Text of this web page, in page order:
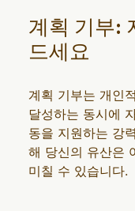
계획 기부:
드세요
계획 기부는 개인
달성하는 동시에
동을 지원하는 강
해 당신의 유산은
미칠 수 있습니다.